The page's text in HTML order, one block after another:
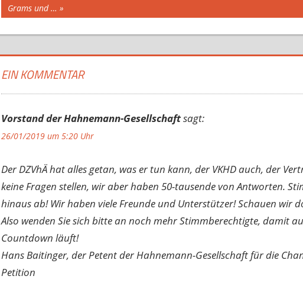
Beitrag:
Grams und …
EIN KOMMENTAR
Vorstand der Hahnemann-Gesellschaftsagt:
26/01/2019 um 5:20 Uhr
Der DZVhÄ hat alles getan, was er tun kann, der VKHD auch, der
keine Fragen stellen, wir aber haben 50-tausende von Antworten.
hinaus ab! Wir haben viele Freunde und Unterstützer! Schauen wir
Also wenden Sie sich bitte an noch mehr Stimmberechtigte, damit
Countdown läuft!
Hans Baitinger, der Petent der Hahnemann-Gesellschaft für die
Petition